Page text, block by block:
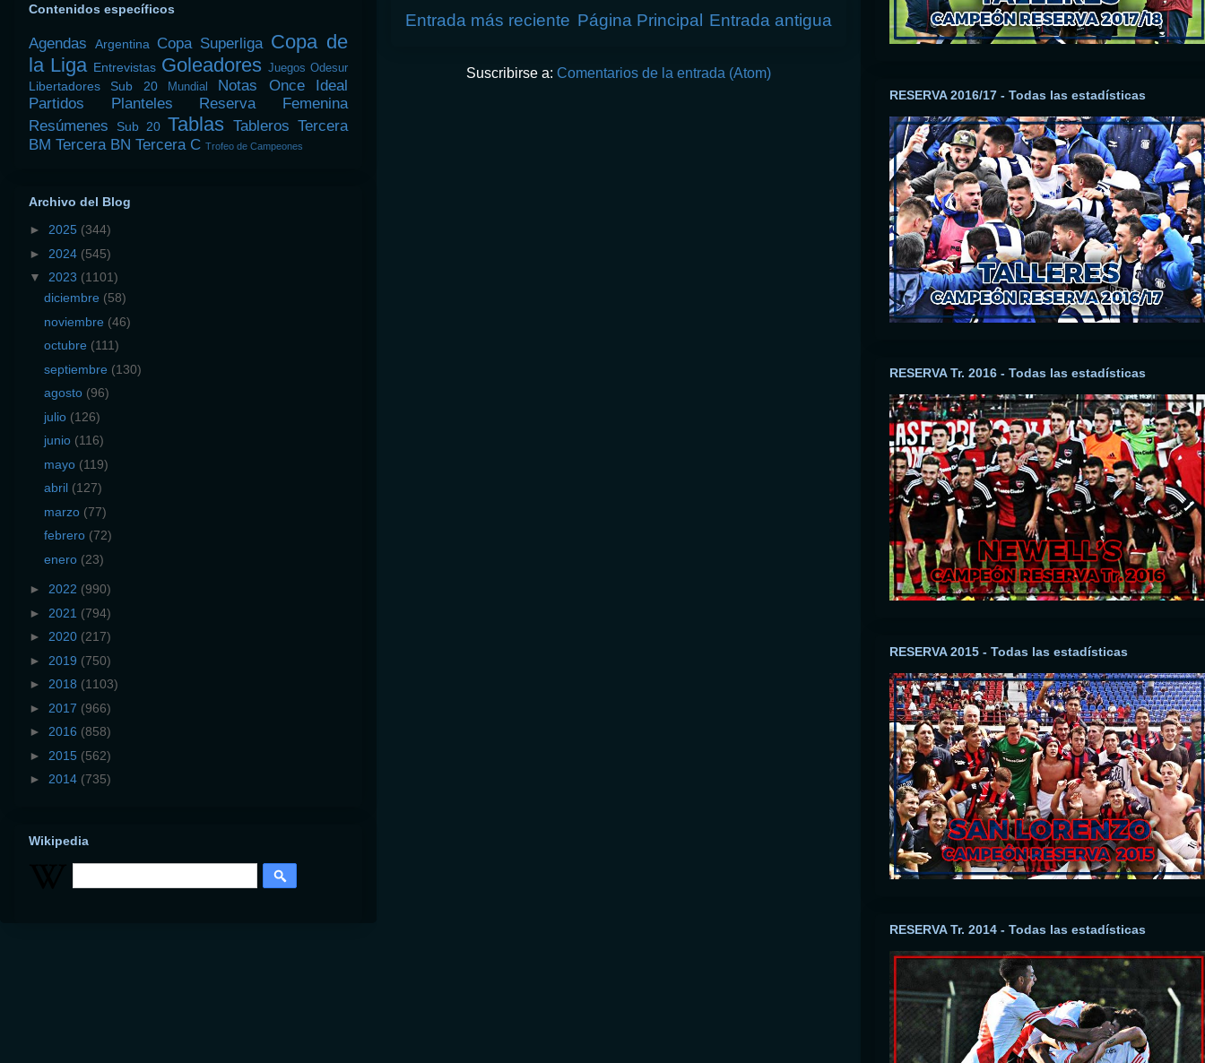
Entrada más reciente Entrada antigua
Página Principal
Suscribirse a: Comentarios de la entrada (Atom)
Contenidos específicos
Agendas Argentina Copa Superliga Copa de
la Liga Entrevistas Goleadores Juegos Odesur
Libertadores Sub 20 Mundial Notas
Once Ideal
Partidos
Planteles
Reserva Femenina
Resúmenes
Sub 20 Tablas Tableros Tercera
BM Tercera BN Tercera C Trofeo de Campeones
Archivo del Blog
► 2025 (344)
► 2024 (545)
▼ 2023 (1101)
diciembre (58)
noviembre (46)
octubre (111)
septiembre (130)
agosto (96)
julio (126)
junio (116)
mayo (119)
abril (127)
marzo (77)
febrero (72)
enero (23)
► 2022 (990)
► 2021 (794)
► 2020 (217)
► 2019 (750)
► 2018 (1103)
► 2017 (966)
► 2016 (858)
► 2015 (562)
► 2014 (735)
Wikipedia
RESERVA 2016/17 - Todas las estadísticas
RESERVA Tr. 2016 - Todas las estadísticas
RESERVA 2015 - Todas las estadísticas
RESERVA Tr. 2014 - Todas las estadísticas